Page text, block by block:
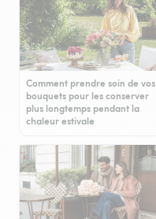
Comment prendre soin de vos
bouquets pour les conserver
plus longtemps pendant la
chaleur estivale